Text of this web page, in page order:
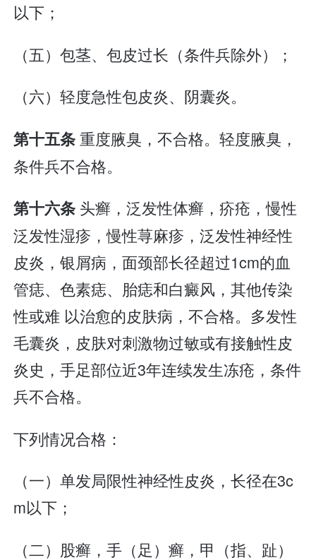
以下；
（五）包茎、包皮过长（条件兵除外）；
（六）轻度急性包皮炎、阴囊炎。
第十五条重度腋臭，不合格。轻度腋臭，
条件兵不合格。
第十六条 头癣，泛发性体癣，疥疮，慢性
泛发性湿疹，慢性荨麻疹，泛发性神经性
皮炎，银屑病，面颈部长径超过1cm的血
管痣、色素痣、胎痣和白癜风，其他传染
性或难 以治愈的皮肤病，不合格。多发性
毛囊炎，皮肤对刺激物过敏或有接触性皮
炎史，手足部位近3年连续发生冻疮，条件
兵不合格。
下列情况合格：
（一）单发局限性神经性皮炎，长径在3c
m以下；
（二）股癣，手（足）癣，甲（指、趾）